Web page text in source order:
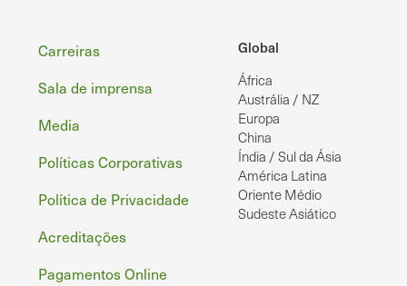
Global
África
Austrália / NZ
Europa
China
Índia / Sul da Ásia
América Latina
Oriente Médio
Sudeste Asiático
Rodapé
Carreiras
Sala de imprensa
Media
Políticas Corporativas
Política de Privacidade
Acreditações
Pagamentos Online